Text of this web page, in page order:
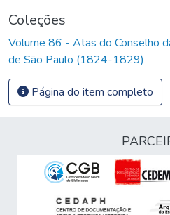
Coleções
Volume 86 - Atas do Conselho
de São Paulo (1824-1829)
Página do item completo